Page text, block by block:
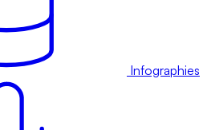
Infographies